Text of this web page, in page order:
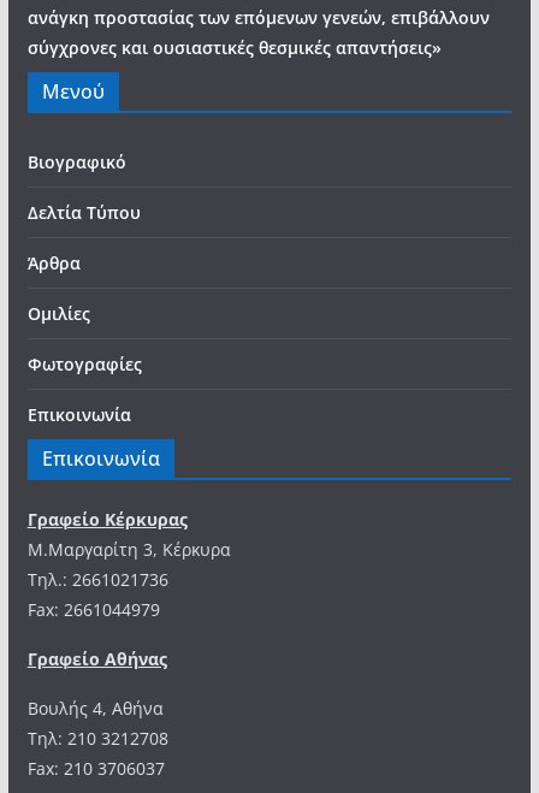
ανάγκη προστασίας των επόμενων γενεών, επιβάλλουν
σύγχρονες και ουσιαστικές θεσμικές απαντήσεις»
Μενού
Βιογραφικό
Δελτία Τύπου
Άρθρα
Ομιλίες
Φωτογραφίες
Επικοινωνία
Επικοινωνία
Γραφείο Κέρκυρας
Μ.Μαργαρίτη 3, Κέρκυρα
Tηλ.: 2661021736
Fax: 2661044979
Γραφείο Αθήνας
Βουλής 4, Αθήνα
Τηλ: 210 3212708
Fax: 210 3706037